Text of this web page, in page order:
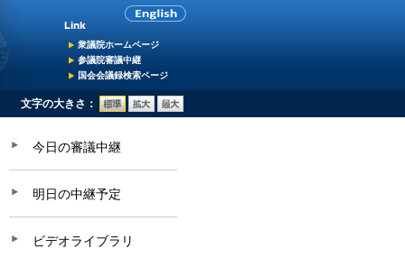
衆議院ホームページ
参議院審議中継
国会会議録検索ページ
文字の大きさ：
今日の審議中継
明日の中継予定
ビデオライブラリ